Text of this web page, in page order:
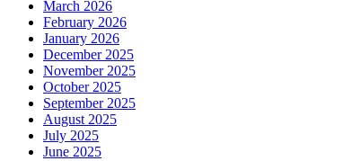
March 2026
February 2026
January 2026
December 2025
November 2025
October 2025
September 2025
August 2025
July 2025
June 2025